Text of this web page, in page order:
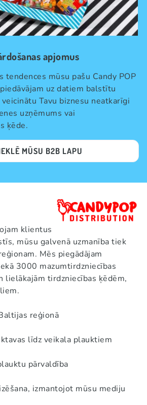
apjomus
tendences mūsu pašu Candy POP
uz datiem balstītu
Tavu biznesu neatkarīgi
uzņēmums vai
ķēde.
MŪSU B2B LAPU
klientus
mūsu galvenā uzmanība tiek
Mēs piegādājam
3000 mazumtirdzniecības
lielākajām tirdzniecības ķēdēm,
reģionā
līdz veikala plauktiem
pārvaldība
izmantojot mūsu mediju